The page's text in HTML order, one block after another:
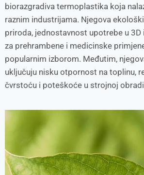
biorazgradiva termoplastika koja
raznim industrijama. Njegova
priroda, jednostavnost upotrebe u
za prehrambene i medicinske
popularnim izborom. Međutim,
uključuju nisku otpornost na toplinu,
čvrstoću i poteškoće u strojnoj